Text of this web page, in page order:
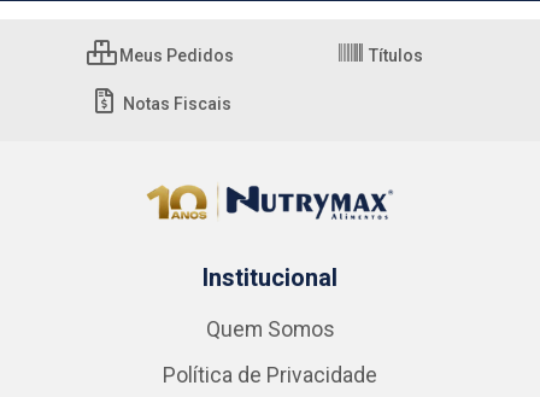
Meus Pedidos Títulos
Notas Fiscais
Institucional
Quem Somos
Política de Privacidade